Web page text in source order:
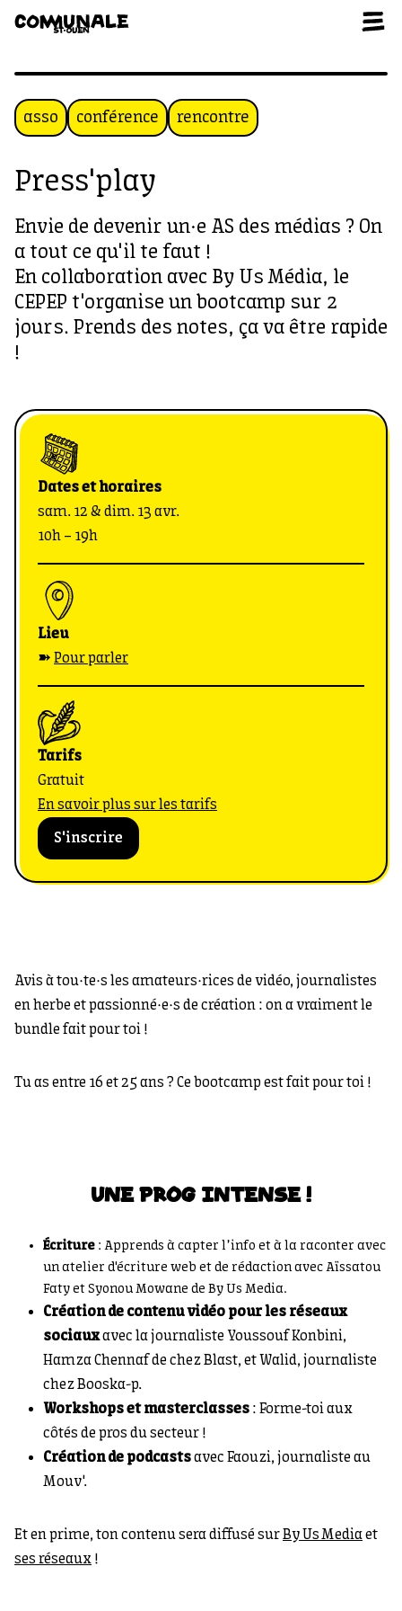
Aller au contenu
asso conférence rencontre
Press'play
Envie de devenir un·e AS des médias ? On
a tout ce qu'il te faut !
En collaboration avec By Us Média, le
CEPEP t'organise un bootcamp sur 2
jours. Prends des notes, ça va être rapide
!
Dates et horaires
sam. 12 & dim. 13 avr.
10h – 19h
Lieu
➽ Pour parler
Tarifs
Gratuit
En savoir plus sur les tarifs
S'inscrire
Avis à tou·te·s les amateurs·rices de vidéo, journalistes
en herbe et passionné·e·s de création : on a vraiment le
bundle fait pour toi !
Tu as entre 16 et 25 ans ? Ce bootcamp est fait pour toi !
UNE PROG INTENSE !
Écriture : Apprends à capter l’info et à la raconter avec
un atelier d'écriture web et de rédaction avec Aïssatou
Faty et Syonou Mowane de By Us Media.
Création de contenu vidéo pour les réseaux
sociauxavec la journaliste Youssouf Konbini,
Hamza Chennaf de chez Blast, et Walid, journaliste
chez Booska-p.
Workshops et masterclasses : Forme-toi aux
côtés de pros du secteur !
Création de podcastsavec Faouzi, journaliste au
Mouv'.
Et en prime, ton contenu sera diffusé surBy Us Mediaet
ses réseaux !